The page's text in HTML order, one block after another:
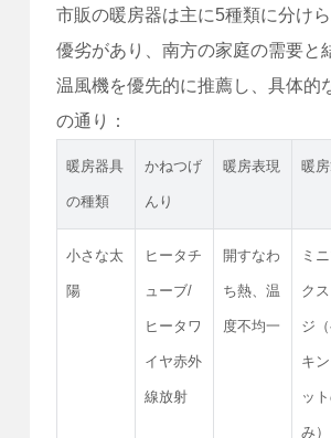
市販の暖房器は主に5種類に分け
優劣があり、南方の家庭の需要と
温風機を優先的に推薦し、具体的
の通り：
暖房器具
の種類
かねつげ
んり
暖房表現 暖
小さな太
陽
ヒータチ
ューブ/
ヒータワ
イヤ赤外
線放射
開すなわ
ち熱、温
度不均一
ミ
ク
ジ
キ
ッ
み）